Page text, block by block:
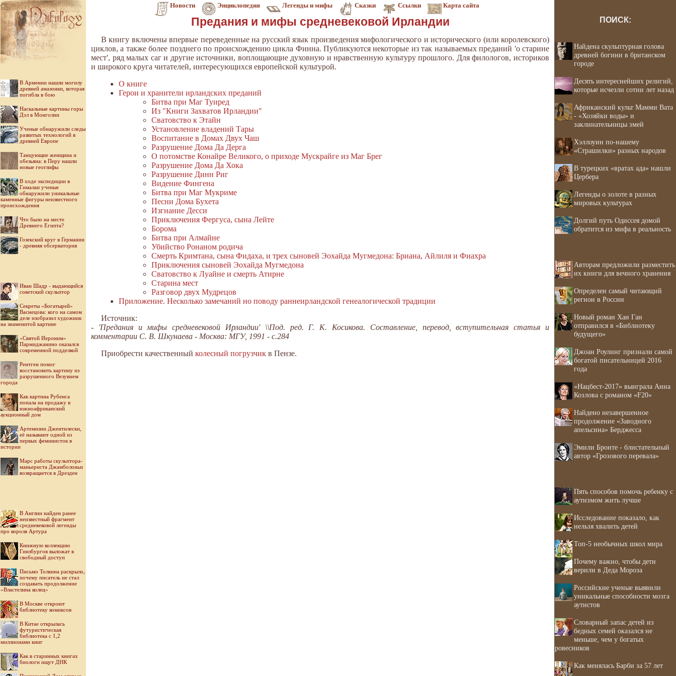
Новости Энциклопедия Легенды и мифы Сказки Ссылки Карта сайта
В Армении нашли могилу
древней амазонки, которая
погибла в бою
Наскальные картины горы
Дэл в Монголии
Ученые обнаружили следы
развитых технологий в
древней Европе
Танцующие женщина и
обезьяна: в Перу нашли
новые геоглифы
В ходе экспедиции в
Гималаи ученые
обнаружили уникальные
каменные фигуры неизвестного
происхождения
Что было на месте
Древнего Египта?
Гозекский круг в Германии
- древняя обсерватория
Иван Шадр - выдающийся
советский скульптор
Секреты «Богатырей»
Васнецова: кого на самом
деле изобразил художник
на знаменитой картине
«Святой Иероним»
Пармиджанино оказался
современной подделкой
Рентген помог
восстановить картину из
разрушенного Везувием
города
Как картина Рубенса
попала на продажу в
южноафриканский
аукционный дом
Артемизии Джентилески,
её называют одной из
первых феминисток в
истории
Марс работы скульптора-
маньериста Джамболоньи
возвращается в Дрезден
В Англии найден ранее
неизвестный фрагмент
средневековой легенды
про короля Артура
Книжную коллекцию
Гинзбургов выложат в
свободный доступ
Письмо Толкина раскрыло,
почему писатель не стал
создавать продолжение
«Властелина колец»
В Москве откроют
библиотеку комиксов
В Китае открылась
футуристическая
библиотека с 1,2
миллионами книг
Как в старинных книгах
биологи ищут ДНК
Предания и мифы средневековой Ирландии
В книгу включены впервые переведенные на русский язык произведения мифологического и исторического (или королевского)
циклов, а также более позднего по происхождению цикла Финна. Публикуются некоторые из так называемых преданий 'о старине
мест', ряд малых саг и другие источники, воплощающие духовную и нравственную культуру прошлого. Для филологов, историков
и широкого круга читателей, интересующихся европейской культурой.
О книге
Герои и хранители ирландских преданий
Битва при Маг Туиред
Из "Книги Захватов Ирландии"
Сватовство к Этайн
Установление владений Тары
Воспитание в Домах Двух Чаш
Разрушение Дома Да Дерга
О потомстве Конайре Великого, о приходе Мускрайге из Маг Брег
Разрушение Дома Да Хока
Разрушение Динн Риг
Видение Фингена
Битва при Маг Мукриме
Песни Дома Бухета
Изгнание Десси
Приключения Фергуса, сына Лейте
Борома
Битва при Алмайне
Убийство Ронаном родича
Смерть Кримтана, сына Фидаха, и трех сыновей Эохайда Мугмедона: Бриана, Айлиля и Фиахра
Приключения сыновей Эохайда Мугмедона
Сватовство к Луайне и смерть Атирне
Старина мест
Разговор двух Мудрецов
Приложение. Несколько замечаний но поводу раннеирландской генеалогической традиции
Источник:
- 'Предания и мифы средневековой Ирландии' \\Под. ред. Г. К. Косикова. Составление, перевод, вступительная статья и
комментарии С. В. Шкунаева - Москва: МГУ, 1991 - с.284
Приобрести качественный колесный погрузчик в Пензе.
ПОИСК:
Найдена скульптурная голова
древней богини в британском
городе
Десять интереснейших религий,
которые исчезли сотни лет назад
Африканский культ Мамми Вата
- «Хозяйки воды» и
заклинательницы змей
Хэллоуин по-нашему
«Страшилки» разных народов
В турецких «вратах ада» нашли
Цербера
Легенды о золоте в разных
мировых культурах
Долгий путь Одиссея домой
обратится из мифа в реальность
Авторам предложили разместить
их книги для вечного хранения
Определен самый читающий
регион в России
Новый роман Хан Ган
отправился в «Библиотеку
будущего»
Джоан Роулинг признали самой
богатой писательницей 2016
года
«Нацбест-2017» выиграла Анна
Козлова с романом «F20»
Найдено незавершенное
продолжение «Заводного
апельсина» Берджесса
Эмили Бронте - блистательный
автор «Грозового перевала»
Пять способов помочь ребенку с
аутизмом жить лучше
Исследование показало, как
нельзя хвалить детей
Топ-5 необычных школ мира
Почему важно, чтобы дети
верили в Деда Мороза
Российские ученые выявили
уникальные способности мозга
аутистов
Словарный запас детей из
бедных семей оказался не
меньше, чем у богатых
ровесников
Как менялась Барби за 57 лет